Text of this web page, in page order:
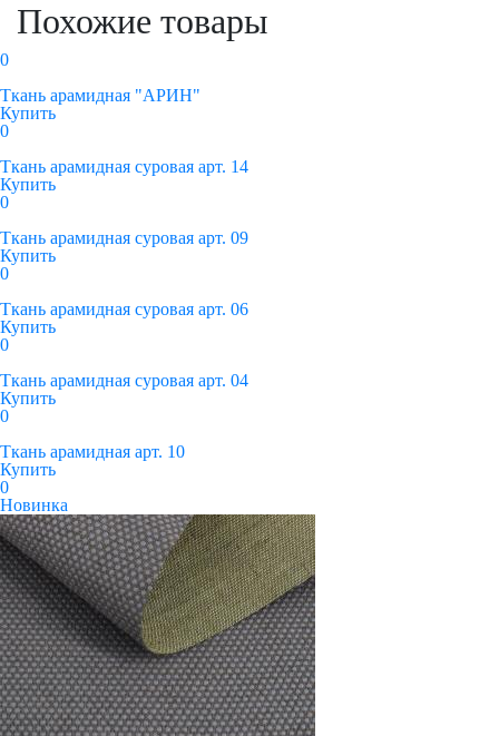
Похожие товары
0
Ткань арамидная "АРИН"
Купить
0
Ткань арамидная суровая арт. 14
Купить
0
Ткань арамидная суровая арт. 09
Купить
0
Ткань арамидная суровая арт. 06
Купить
0
Ткань арамидная суровая арт. 04
Купить
0
Ткань арамидная арт. 10
Купить
0
Новинка